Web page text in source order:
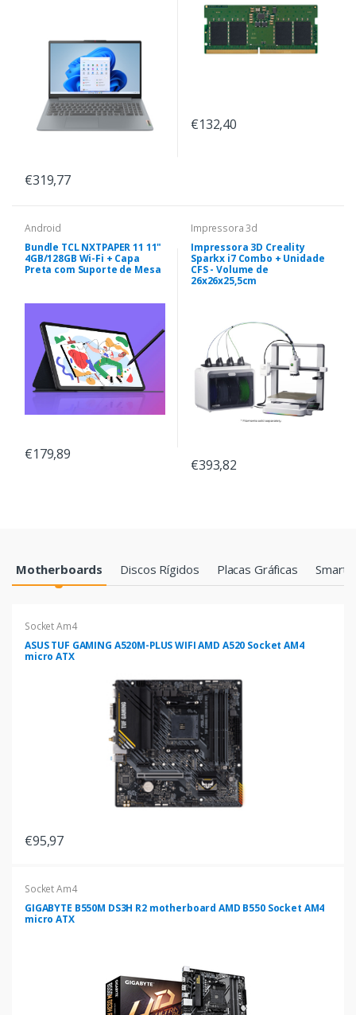
€319,77
€132,40
Android
Bundle TCL NXTPAPER 11 11"
4GB/128GB Wi-Fi + Capa
Preta com Suporte de Mesa
€179,89
Impressora 3d
Impressora 3D Creality
Sparkx i7 Combo + Unidade
CFS - Volume de
26x26x25,5cm
€393,82
Products Grid
Motherboards Discos Rígidos Placas Gráficas
Socket Am4
ASUS TUF GAMING A520M-PLUS WIFI AMD A520 Socket AM4
micro ATX
€95,97
Socket Am4
GIGABYTE B550M DS3H R2 motherboard AMD B550 Socket AM4
micro ATX